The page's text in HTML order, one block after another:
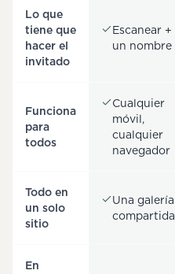
Lo que
tiene que
hacer el
invitado
Escanear +
un nombre
Funciona
para
todos
Cualquier
móvil,
cualquier
navegador
Todo en
un solo
sitio
Una galería
compartida
En